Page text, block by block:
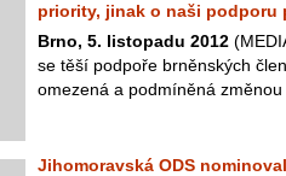
priority, jinak o naši podporu
Brno, 5. listopadu 2012
se těší podpoře brněnských
omezená a podmíněná
Jihomoravská ODS